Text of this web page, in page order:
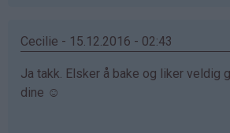
Cecilie - 15.12.2016 - 02:43
Ja takk. Elsker å bake og liker veldig
dine ☺️